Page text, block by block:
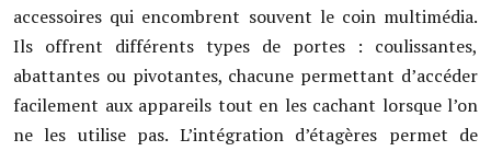
accessoires qui encombrent souvent le coin multimédia.
Ils offrent différents types de portes : coulissantes,
abattantes ou pivotantes, chacune permettant d’accéder
facilement aux appareils tout en les cachant lorsque l’on
ne les utilise pas. L’intégration d’étagères permet de